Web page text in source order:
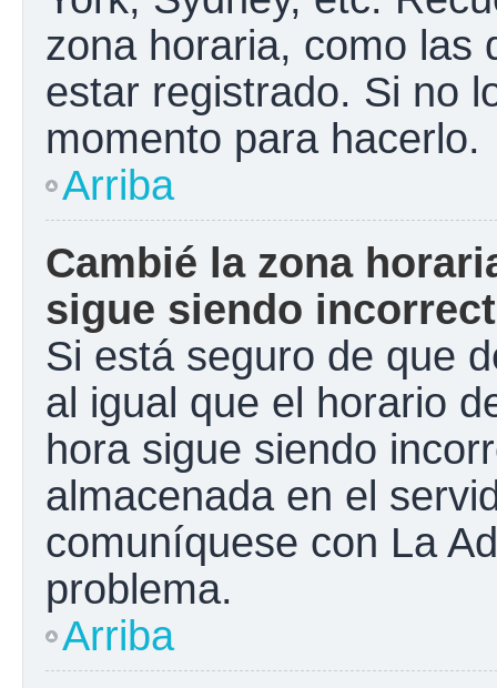
zona horaria, como las
estar registrado. Si no
momento para hacerlo.
Arriba
Cambié la zona
sigue siendo
Si está seguro de que
al igual que el horario
hora sigue siendo
almacenada en el
comuníquese con La
problema.
Arriba